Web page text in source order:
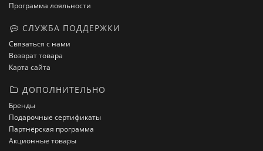
Программа лояльности
СЛУЖБА ПОДДЕРЖКИ
Связаться с нами
Возврат товара
Карта сайта
ДОПОЛНИТЕЛЬНО
Бренды
Подарочные сертификаты
Партнёрская программа
Акционные товары